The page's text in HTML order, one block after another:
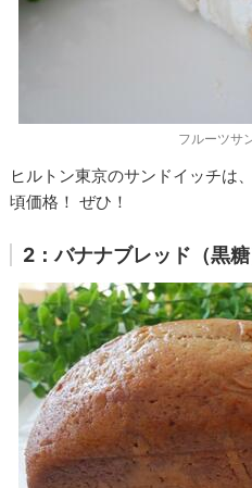
フルーツサ
ヒルトン東京のサンドイッチは
頃価格！ ぜひ！
2：バナナブレッド（黒